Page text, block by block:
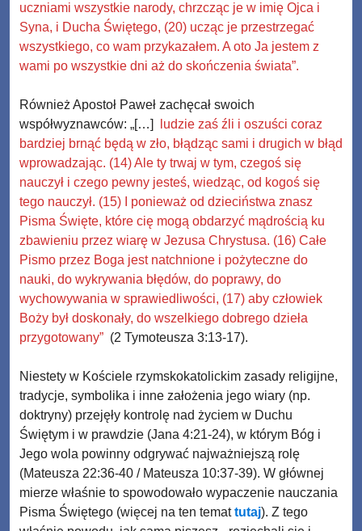
uczniami wszystkie narody, chrzcząc je w imię Ojca i
Syna, i Ducha Świętego, (20) ucząc je przestrzegać
wszystkiego, co wam przykazałem. A oto Ja jestem z
wami po wszystkie dni aż do skończenia świata”.
Również Apostoł Paweł zachęcał swoich
współwyznawców: „[…]
ludzie zaś źli i oszuści coraz
bardziej brnąć będą w zło, błądząc sami i drugich w błąd
wprowadzając. (14) Ale ty trwaj w tym, czegoś się
nauczył i czego pewny jesteś, wiedząc, od kogoś się
tego nauczył. (15) I ponieważ od dzieciństwa znasz
Pisma Święte, które cię mogą obdarzyć mądrością ku
zbawieniu przez wiarę w Jezusa Chrystusa. (16) Całe
Pismo przez Boga jest natchnione i pożyteczne do
nauki, do wykrywania błędów, do poprawy, do
wychowywania w sprawiedliwości, (17) aby człowiek
Boży był doskonały, do wszelkiego dobrego dzieła
przygotowany” (2 Tymoteusza 3:13-17).
Niestety w Kościele rzymskokatolickim zasady religijne,
tradycje, symbolika i inne założenia jego wiary (np.
doktryny) przejęły kontrolę nad życiem w Duchu
Świętym i w prawdzie (Jana 4:21-24), w którym Bóg i
Jego wola powinny odgrywać najważniejszą rolę
(Mateusza 22:36-40 / Mateusza 10:37-39). W głównej
mierze właśnie to spowodowało wypaczenie nauczania
Pisma Świętego (więcej na ten temattutaj). Z tego